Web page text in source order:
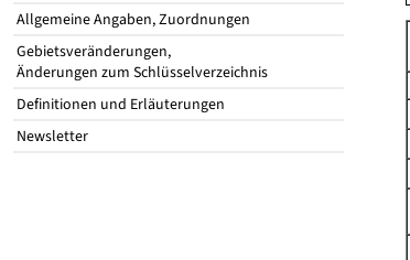
Allgemeine Angaben, Zuordnungen
Gebietsveränderungen,
Änderungen zum Schlüsselverzeichnis
Definitionen und Erläuterungen
Newsletter